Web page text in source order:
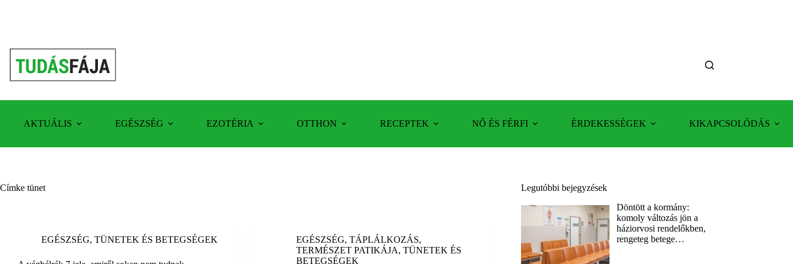
AKTUÁLIS EGÉSZSÉG EZOTÉRIA OTTHON RECEPTEK NŐ ÉS FÉRFI ÉRDEKESSÉGEK KIKAPCSOLÓDÁS
Címke tünet
EGÉSZSÉG, TÜNETEK ÉS BETEGSÉGEK EGÉSZSÉG,TÁPLÁLKOZÁS,
TERMÉSZET PATIKÁJA,TÜNETEK ÉS
BETEGSÉGEK
Legutóbbi bejegyzések
Döntött a kormány:
komoly változás jön a
háziorvosi rendelőkben,
rengeteg betege…